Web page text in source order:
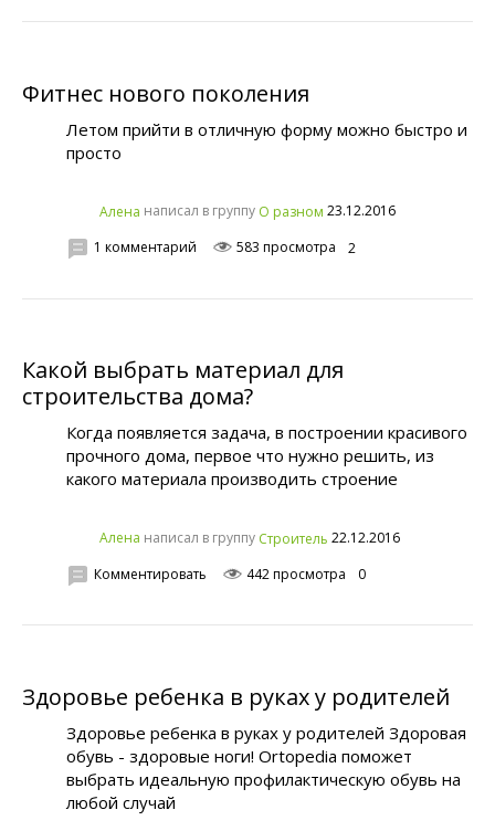
Фитнес нового поколения
Летом прийти в отличную форму можно быстро и
просто
Алена написал в группу О разном 23.12.2016
1 комментарий
583 просмотра 2
Какой выбрать материал для
строительства дома?
Когда появляется задача, в построении красивого
прочного дома, первое что нужно решить, из
какого материала производить строение
Алена написал в группу Строитель 22.12.2016
Комментировать
442 просмотра 0
Здоровье ребенка в руках у родителей
Здоровье ребенка в руках у родителей Здоровая
обувь - здоровые ноги! Ortopedia поможет
выбрать идеальную профилактическую обувь на
любой случай